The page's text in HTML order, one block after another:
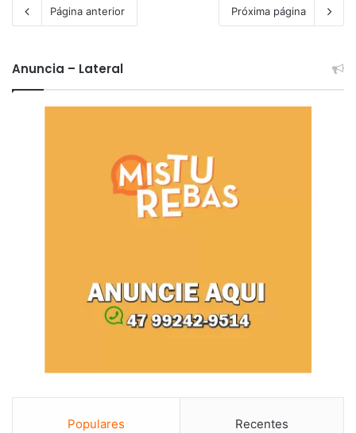
Página anterior Próxima página
Anuncia – Lateral
Populares Recentes